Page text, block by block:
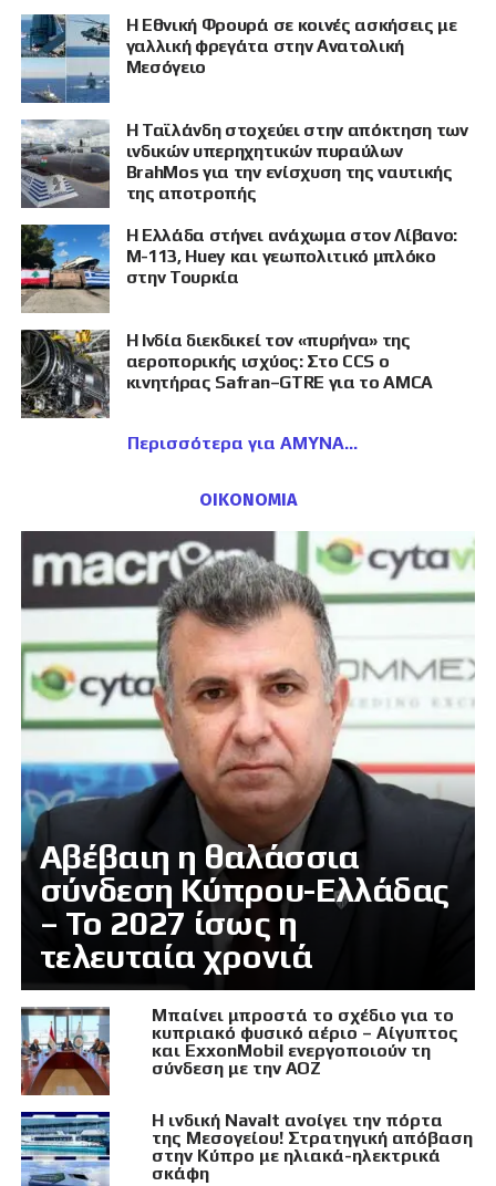
Η Εθνική Φρουρά σε κοινές ασκήσεις με
γαλλική φρεγάτα στην Ανατολική
Μεσόγειο
Η Ταϊλάνδη στοχεύει στην απόκτηση των
ινδικών υπερηχητικών πυραύλων
BrahMos για την ενίσχυση της ναυτικής
της αποτροπής
Η Ελλάδα στήνει ανάχωμα στον Λίβανο:
M-113, Huey και γεωπολιτικό μπλόκο
στην Τουρκία
Η Ινδία διεκδικεί τον «πυρήνα» της
αεροπορικής ισχύος: Στο CCS ο
κινητήρας Safran–GTRE για το AMCA
Περισσότερα για ΑΜΥΝΑ
ΟΙΚΟΝΟΜΙΑ
Αβέβαιη η θαλάσσια
σύνδεση Κύπρου-Ελλάδας
– Το 2027 ίσως η
τελευταία χρονιά
Μπαίνει μπροστά το σχέδιο για το
κυπριακό φυσικό αέριο – Αίγυπτος
και ExxonMobil ενεργοποιούν τη
σύνδεση με την ΑΟΖ
Η ινδική Navalt ανοίγει την πόρτα
της Μεσογείου! Στρατηγική απόβαση
στην Κύπρο με ηλιακά-ηλεκτρικά
σκάφη